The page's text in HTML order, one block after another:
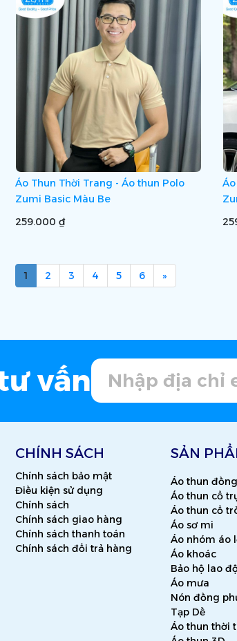
Áo Thun Thời Trang - Áo thun Polo
Zumi Basic Màu Be
259.000 ₫
1 2 3 4 5 6 »
vấn
CHÍNH SÁCH
Chính sách bảo mật
Điều kiện sử dụng
Chính sách
Chính sách giao hàng
Chính sách thanh toán
Chính sách đổi trả hàng
SẢN
Áo thun
Áo thun cổ
Áo thun cổ
Áo sơ mi
Áo nhóm áo
Áo khoác
Bảo hộ lao
Áo mưa
Nón đồng
Tạp Dề
Áo thun thời